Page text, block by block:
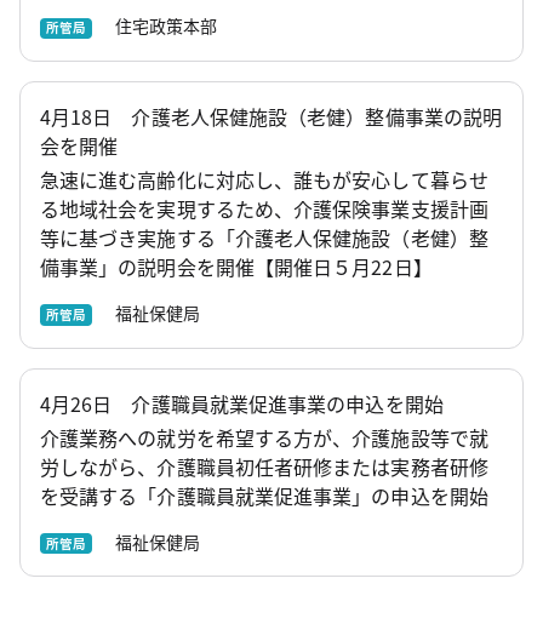
所管局 住宅政策本部
4月18日 介護老人保健施設（老健）整備事業の説明
会を開催
急速に進む高齢化に対応し、誰もが安心して暮らせ
る地域社会を実現するため、介護保険事業支援計画
等に基づき実施する「介護老人保健施設（老健）整
備事業」の説明会を開催【開催日５月22日】
所管局 福祉保健局
4月26日 介護職員就業促進事業の申込を開始
介護業務への就労を希望する方が、介護施設等で就
労しながら、介護職員初任者研修または実務者研修
を受講する「介護職員就業促進事業」の申込を開始
所管局 福祉保健局